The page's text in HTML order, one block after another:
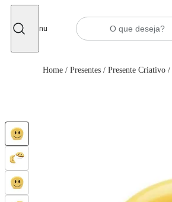
Menu
Home / Presentes / Presente Criativo /